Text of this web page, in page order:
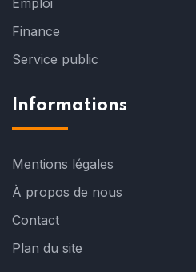
Emploi
Finance
Service public
Informations
Mentions légales
À propos de nous
Contact
Plan du site